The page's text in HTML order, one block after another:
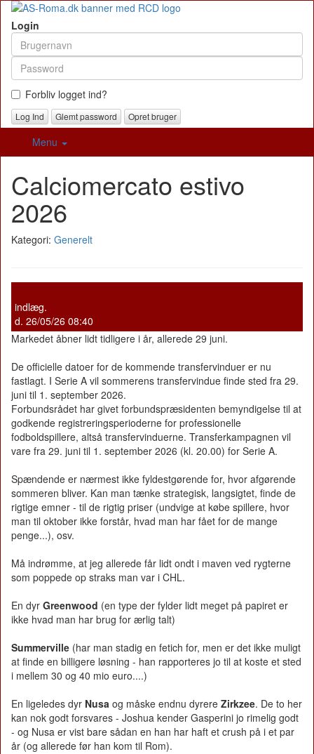
Login
Forbliv logget ind?
Glemt password Opret bruger
Menu
Calciomercato estivo
2026
Kategori: Generelt
indlæg.
d. 26/05/26 08:40
Markedet åbner lidt tidligere i år, allerede 29 juni.
De officielle datoer for de kommende transfervinduer er nu
fastlagt. I Serie A vil sommerens transfervindue finde sted fra 29.
juni til 1. september 2026.
Forbundsrådet har givet forbundspræsidenten bemyndigelse til at
godkende registreringsperioderne for professionelle
fodboldspillere, altså transfervinduerne. Transferkampagnen vil
vare fra 29. juni til 1. september 2026 (kl. 20.00) for Serie A.
Spændende er nærmest ikke fyldestgørende for, hvor afgørende
sommeren bliver. Kan man tænke strategisk, langsigtet, finde de
rigtige emner - til de rigtig priser (undvige at købe spillere, hvor
man til oktober ikke forstår, hvad man har fået for de mange
penge...), osv.
Må indrømme, at jeg allerede får lidt ondt i maven ved rygterne
som poppede op straks man var i CHL.
En dyr Greenwood (en type der fylder lidt meget på papiret er
ikke hvad man har brug for ærlig talt)
Summerville (har man stadig en fetich for, men er det ikke muligt
at finde en billigere løsning - han rapporteres jo til at koste et sted
i mellem 30 og 40 mio euro....)
En ligeledes dyr Nusa og måske endnu dyrere Zirkzee. De to her
kan nok godt forsvares - Joshua kender Gasperini jo rimelig godt
- og Nusa er vist bare sådan en han har haft et crush på i et par
år (og allerede før han kom til Rom).